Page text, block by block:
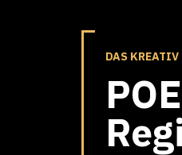
DAS KREATIV